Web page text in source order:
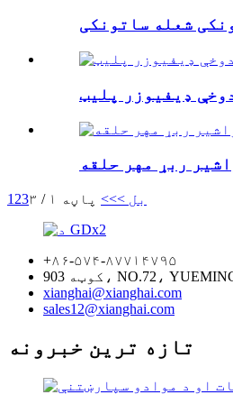
شعله ساتونکی
ډیفیوزر پلیټ
ربړ مهر حلقه
1 23 بل >>> پاڼه ۱ / ۳
+۸۶-۵۷۴-۸۷۷۱۴۷۹۵
xianghai@xianghai.com
sales12@xianghai.com
تازه ترین خبرونه